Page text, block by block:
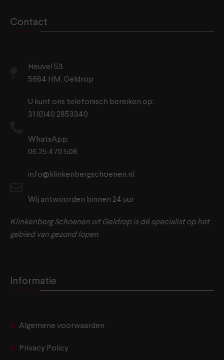
Contact
Heuvel 53
5664 HM, Geldrop
U kunt ons telefonisch bereiken op:
31 (0)40 2853340
WhatsApp:
06 25 470 508
info@klinkenbergschoenen.nl
Wij antwoorden binnen 24 uur
Klinkenberg Schoenen uit Geldrop is dé specialist op het
gebied van gezond lopen
Informatie
Algemene voorwaarden
Privacy Policy